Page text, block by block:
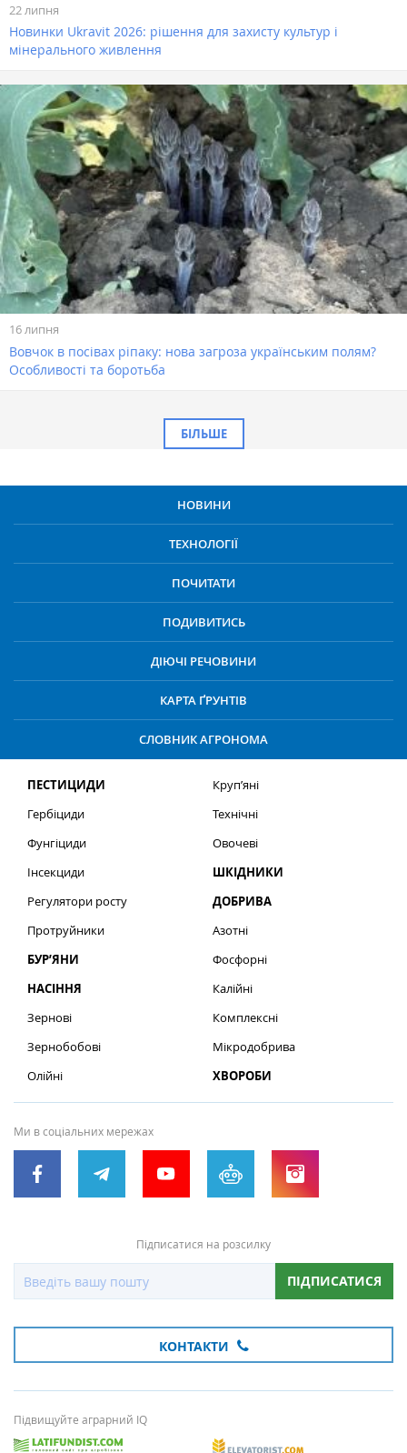
22 липня
Новинки Ukravit 2026: рішення для захисту культур і
мінерального живлення
16 липня
Вовчок в посівах ріпаку: нова загроза українським полям?
Особливості та боротьба
БІЛЬШЕ
НОВИНИ
ТЕХНОЛОГІЇ
ПОЧИТАТИ
ПОДИВИТИСЬ
ДІЮЧІ РЕЧОВИНИ
КАРТА ҐРУНТІВ
СЛОВНИК АГРОНОМА
ПЕСТИЦИДИ
Гербіциди
Фунгіциди
Інсекциди
Регулятори росту
Протруйники
БУР’ЯНИ
НАСІННЯ
Зернові
Зернобобові
Олійні
Круп’яні
Технічні
Овочеві
ШКІДНИКИ
ДОБРИВА
Азотні
Фосфорні
Калійні
Комплексні
Мікродобрива
ХВОРОБИ
Ми в соціальних мережах
Підписатися на розсилку
ПІДПИСАТИСЯ
КОНТАКТИ
Підвищуйте аграрний IQ